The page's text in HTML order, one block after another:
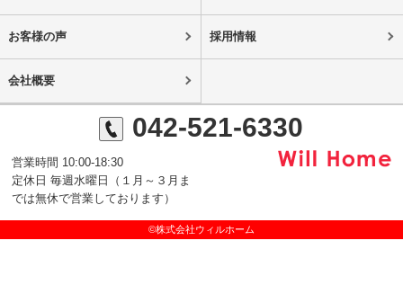
お客様の声 採用情報
会社概要
042-521-6330
営業時間 10:00-18:30
定休日 毎週水曜日（１月～３月ま
では無休で営業しております）
©株式会社ウィルホーム